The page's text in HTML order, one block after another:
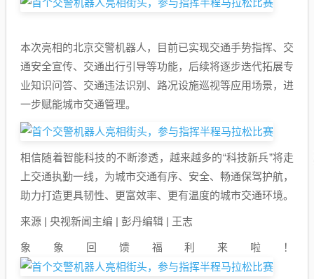
本次亮相的北京交警机器人，目前已实现交通手势指挥、交
通安全宣传、交通出行引导等功能，后续将逐步迭代拓展专
业知识问答、交通违法识别、路况设施巡视等应用场景，进
一步赋能城市交通管理。
相信随着智能科技的不断渗透，越来越多的“科技新兵”将走
上交通执勤一线，为城市交通有序、安全、畅通保驾护航，
助力打造更具韧性、更富效率、更有温度的城市交通环境。
来源 | 央视新闻主编 | 彭丹编辑 | 王志
象象回馈福利来啦！